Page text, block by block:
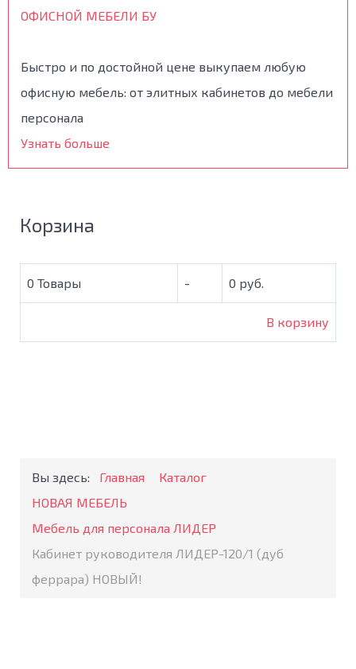
ОФИСНОЙ МЕБЕЛИ БУ
Быстро и по достойной цене выкупаем любую
офисную мебель: от элитных кабинетов до мебели
персонала
Узнать больше
Корзина
0 Товары - 0 руб.
В корзину
Вы здесь: Главная
Каталог
НОВАЯ МЕБЕЛЬ
Мебель для персонала ЛИДЕР
Кабинет руководителя ЛИДЕР-120/1 (дуб
феррара) НОВЫЙ!